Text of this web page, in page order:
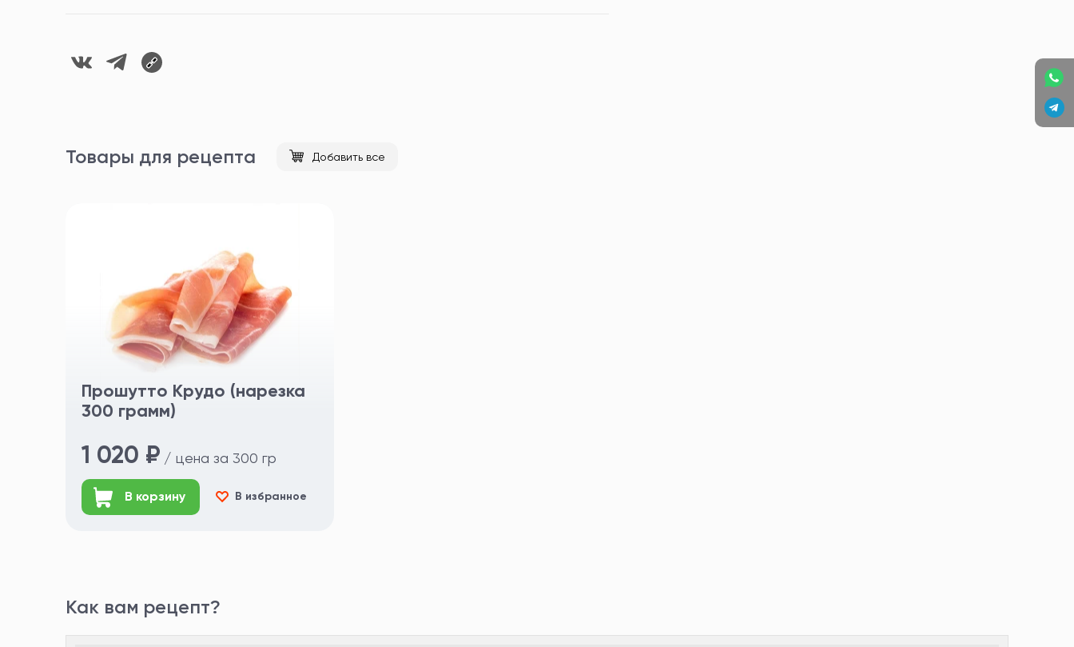
Товары для рецепта Добавить все
Прошутто Крудо (нарезка
300 грамм)
1 020 ₽ / цена за 300 гр
В корзину В избранное
Как вам рецепт?